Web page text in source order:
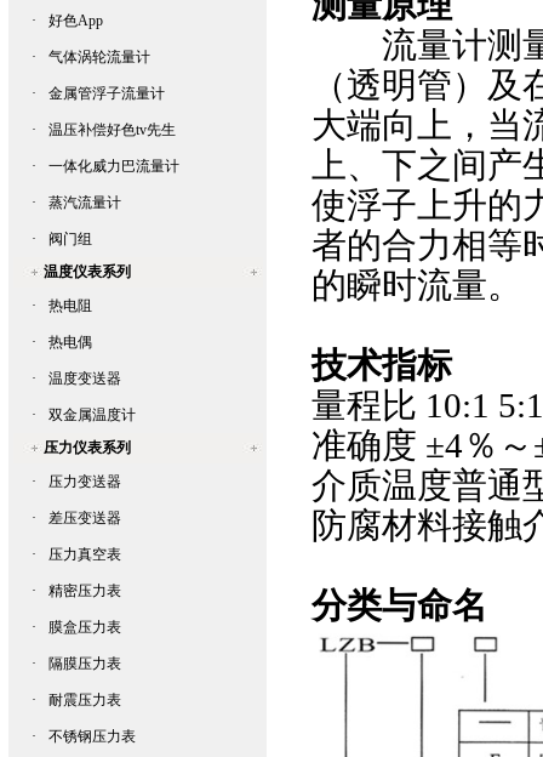
· 好色App
· 气体涡轮流量计
· 金属管浮子流量计
· 温压补偿好色tv先生
· 一体化威力巴流量计
· 蒸汽流量计
·
阀门组
温度仪表系列
·
热电阻
· 热电偶
· 温度变送器
·
双金属温度计
压力仪表系列
·
压力变送器
· 差压变送器
· 压力真空表
· 精密压力表
· 膜盒压力表
· 隔膜压力表
· 耐震压力表
· 不锈钢压力表
流量计测量
（透明管）及
大端向上，
上、下之间
使浮子上升的
者的合力相等时
的瞬时流量。
技术指标
量程比 10:1 5:1
准确度 ±4％～
介质温度普
防腐材料接触
分类与命名